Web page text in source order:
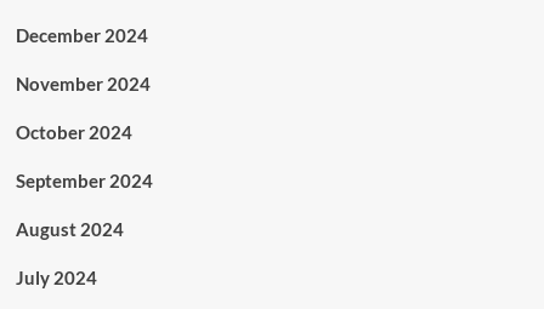
December 2024
November 2024
October 2024
September 2024
August 2024
July 2024